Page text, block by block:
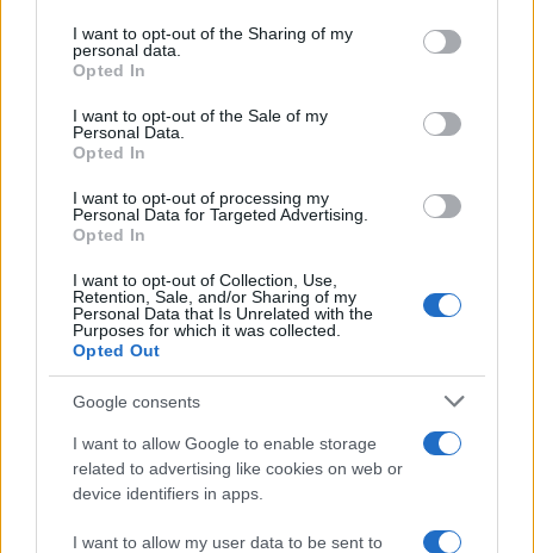
not limited to your visit or usage behaviour. You may click to
grant or deny consent to Google and its third-party tags to
use your data for below specified purposes in below Google
consent section.
I want to opt-out of the Sharing of my
personal data.
Opted In
I want to opt-out of the Sale of my
Personal Data.
Opted In
I want to opt-out of processing my
Personal Data for Targeted Advertising.
Opted In
I want to opt-out of Collection, Use,
Retention, Sale, and/or Sharing of my
Personal Data that Is Unrelated with the
Purposes for which it was collected.
Opted Out
Google consents
I want to allow Google to enable storage
related to advertising like cookies on web or
device identifiers in apps.
I want to allow my user data to be sent to
Plano de governo de Lula: soberania, investimentos e reforma
Rafael Oliveira · 9 ago 2026
Redução histórica do desmatamento na Amazônia entre agosto